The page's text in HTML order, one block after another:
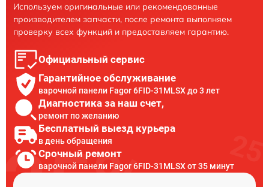
Используем оригинальные или рекомендованные
производителем запчасти, после ремонта выполняем
проверку всех функций и предоставляем гарантию.
Официальный сервис
Гарантийное обслуживание
варочной панели Fagor 6FID-31MLSX до 3 лет
Диагностика за наш счет,
ремонт по желанию
Бесплатный выезд курьера
в день обращения
Срочный ремонт
варочной панели Fagor 6FID-31MLSX от 35 минут